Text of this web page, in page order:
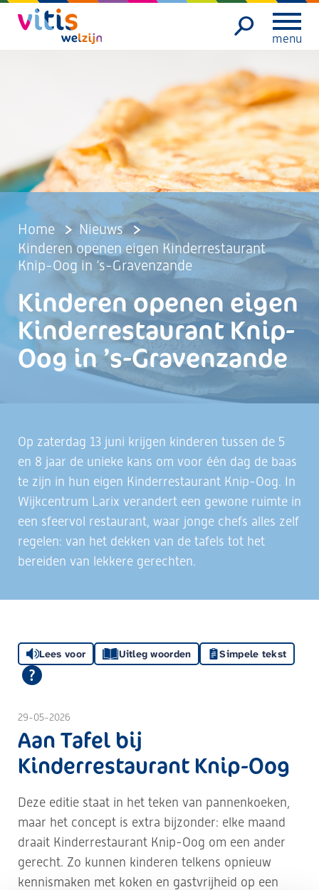
menu
Home
Nieuws
Kinderen openen eigen Kinderrestaurant
Knip-Oog in ’s-Gravenzande
Kinderen openen eigen
Kinderrestaurant Knip-
Oog in ’s-Gravenzande
Op zaterdag 13 juni krijgen kinderen tussen de 5
en 8 jaar de unieke kans om voor één dag de baas
te zijn in hun eigen Kinderrestaurant Knip-Oog. In
Wijkcentrum Larix verandert een gewone ruimte in
een sfeervol restaurant, waar jonge chefs alles zelf
regelen: van het dekken van de tafels tot het
bereiden van lekkere gerechten.
Lees voor Uitleg woorden Simpele tekst
29-05-2026
Aan Tafel bij
Kinderrestaurant Knip-Oog
Deze editie staat in het teken van pannenkoeken,
maar het concept is extra bijzonder: elke maand
draait Kinderrestaurant Knip-Oog om een ander
gerecht. Zo kunnen kinderen telkens opnieuw
kennismaken met koken en gastvrijheid op een